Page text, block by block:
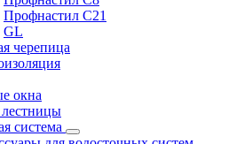
Профнастил С21
GL
черепица
окна
система